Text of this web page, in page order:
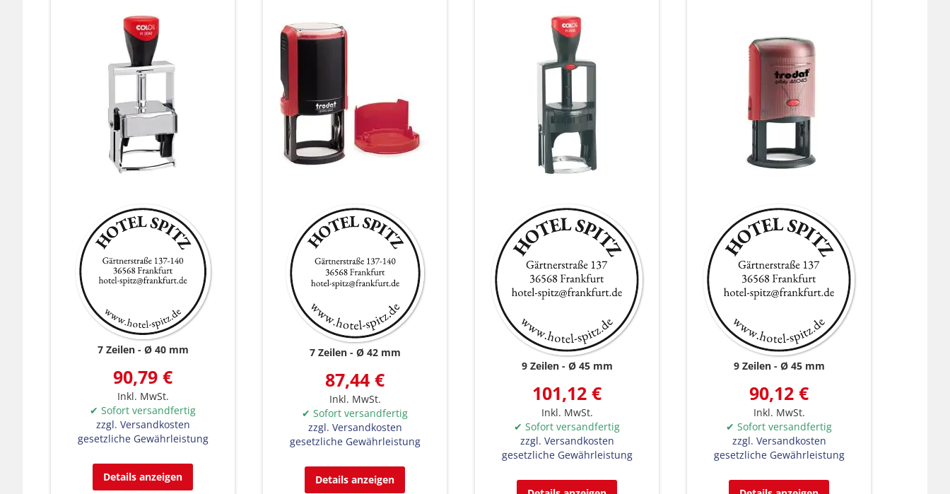
7 Zeilen Ø 40 mm
90,79 €
Inkl. MwSt.
✔ Sofort versandfertig
zzgl. Versandkosten
gesetzliche Gewährleistung
Details anzeigen
7 Zeilen Ø 42 mm
87,44 €
Inkl. MwSt.
✔ Sofort versandfertig
zzgl. Versandkosten
gesetzliche Gewährleistung
Details anzeigen
9 Zeilen Ø 45 mm
101,12 €
Inkl. MwSt.
✔ Sofort versandfertig
zzgl. Versandkosten
gesetzliche Gewährleistung
9 Zeilen Ø 45 mm
90,12 €
Inkl. MwSt.
✔ Sofort versandfertig
zzgl. Versandkosten
gesetzliche Gewährleistung